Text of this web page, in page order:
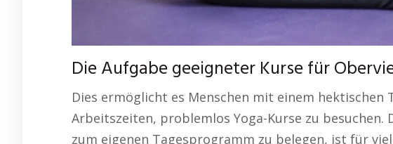
Die Aufgabe geeigneter Kurse für
Dies ermöglicht es Menschen mit einem hektischen
Arbeitszeiten, problemlos Yoga-Kurse zu besuchen.
zum eigenen Tagesprogramm zu belegen, ist für